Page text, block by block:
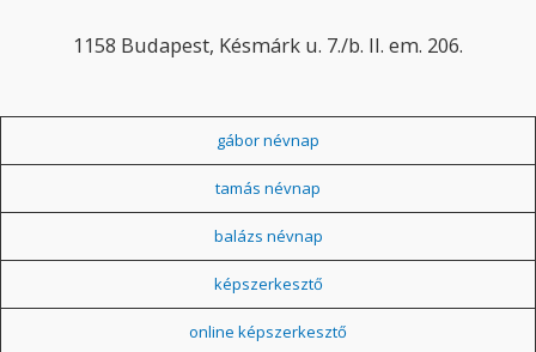
1158 Budapest, Késmárk u. 7./b. II. em. 206.
gábor névnap
tamás névnap
balázs névnap
képszerkesztő
online képszerkesztő